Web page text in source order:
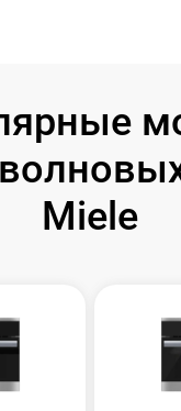
Miele